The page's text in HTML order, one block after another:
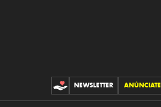
CONTRIBUCIONES
NEWSLETTER ANÚNCIATE